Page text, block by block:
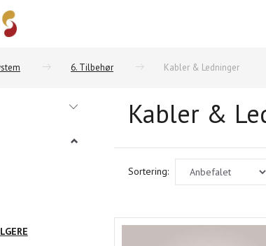
6. Tilbehør Kabler & Ledninger
Kabler &
Sortering: